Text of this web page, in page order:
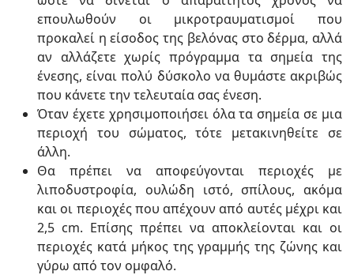
επουλωθούν οι μικροτραυματισμοί που
προκαλεί η είσοδος της βελόνας στο δέρμα, αλλά
αν αλλάζετε χωρίς πρόγραμμα τα σημεία της
ένεσης, είναι πολύ δύσκολο να θυμάστε ακριβώς
που κάνετε την τελευταία σας ένεση.
Όταν έχετε χρησιμοποιήσει όλα τα σημεία σε μια
περιοχή του σώματος, τότε μετακινηθείτε σε
άλλη.
Θα πρέπει να αποφεύγονται περιοχές με
λιποδυστροφία, ουλώδη ιστό, σπίλους, ακόμα
και οι περιοχές που απέχουν από αυτές μέχρι και
2,5 cm. Επίσης πρέπει να αποκλείονται και οι
περιοχές κατά μήκος της γραμμής της ζώνης και
γύρω από τον ομφαλό.